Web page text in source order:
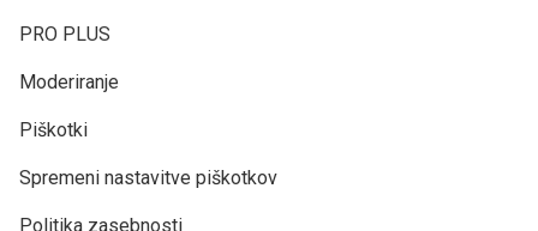
PRO PLUS
Moderiranje
Piškotki
Spremeni nastavitve piškotkov
Politika zasebnosti